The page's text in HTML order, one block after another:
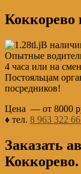
Коккорево
В
Опытные
4 часа или на
Постояльцам
посредников!
Цена — от 8000
♦ тел. 8 963 322
Заказать
Коккорево.